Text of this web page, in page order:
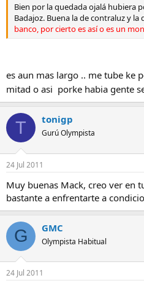
Bien por la quedada ojalá hubiera
Badajoz. Buena la de contraluz y la
banco, por cierto es así o es un
es aun mas largo .. me tube ke
mitad o asi porke habia gente
T tonigp
Gurú Olympista
24 Jul 2011
Muy buenas Mack, creo ver en
bastante a enfrentarte a
G GMC
Olympista Habitual
24 Jul 2011